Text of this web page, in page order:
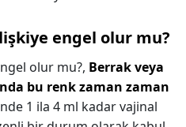
engel olur mu?
olur mu?, Berrak veya
bu renk zaman zaman
1 ila 4 ml kadar vajinal